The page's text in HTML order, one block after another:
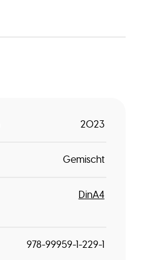
2023
Gemischt
DinA4
978-99959-1-229-1